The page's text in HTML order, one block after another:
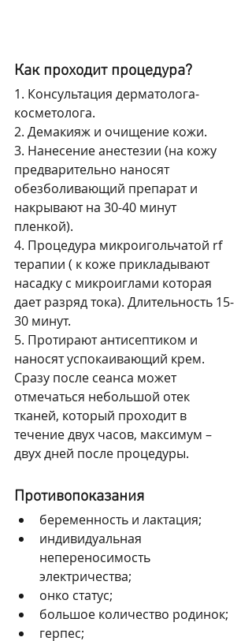
Как проходит процедура?
1. Консультация дерматолога-
косметолога.
2. Демакияж и очищение кожи.
3. Нанесение анестезии (на кожу
предварительно наносят
обезболивающий препарат и
накрывают на 30-40 минут
пленкой).
4. Процедура микроигольчатой rf
терапии ( к коже прикладывают
насадку с микроиглами которая
дает разряд тока). Длительность 15-
30 минут.
5. Протирают антисептиком и
наносят успокаивающий крем.
Сразу после сеанса может
отмечаться небольшой отек
тканей, который проходит в
течение двух часов, максимум –
двух дней после процедуры.
Противопоказания
беременность и лактация;
индивидуальная
непереносимость
электричества;
онко статус;
большое количество родинок;
герпес;